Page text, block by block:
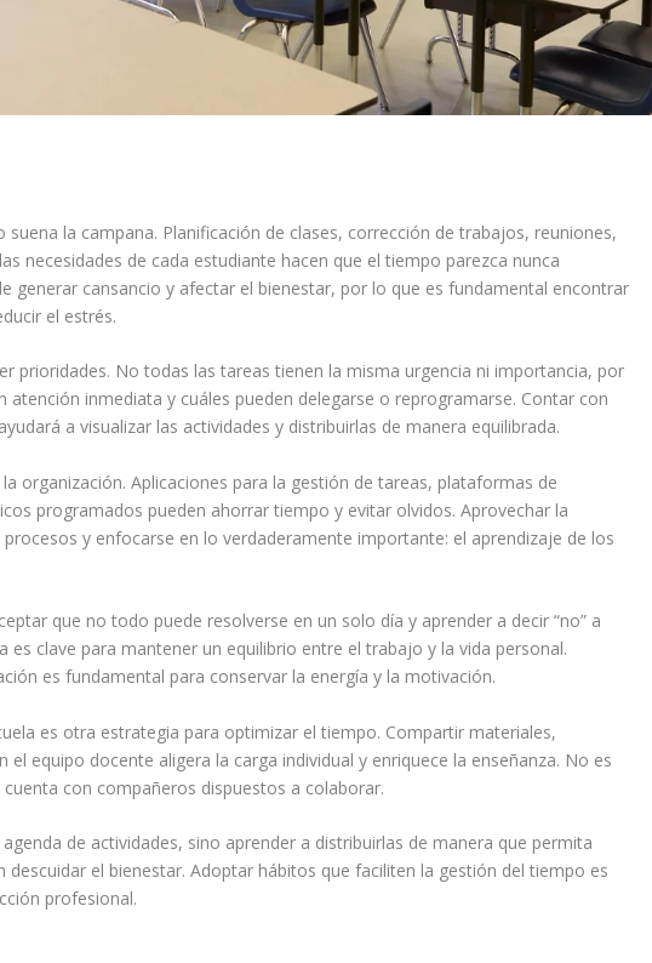
la campana. Planificación de clases, corrección de trabajos, reuniones,
necesidades de cada estudiante hacen que el tiempo parezca nunca
generar cansancio y afectar el bienestar, por lo que es fundamental encontrar
el estrés.
prioridades. No todas las tareas tienen la misma urgencia ni importancia, por
atención inmediata y cuáles pueden delegarse o reprogramarse. Contar con
a visualizar las actividades y distribuirlas de manera equilibrada.
organización. Aplicaciones para la gestión de tareas, plataformas de
programados pueden ahorrar tiempo y evitar olvidos. Aprovechar la
y enfocarse en lo verdaderamente importante: el aprendizaje de los
que no todo puede resolverse en un solo día y aprender a decir “no” a
es clave para mantener un equilibrio entre el trabajo y la vida personal.
es fundamental para conservar la energía y la motivación.
es otra estrategia para optimizar el tiempo. Compartir materiales,
el equipo docente aligera la carga individual y enriquece la enseñanza. No es
con compañeros dispuestos a colaborar.
de actividades, sino aprender a distribuirlas de manera que permita
descuidar el bienestar. Adoptar hábitos que faciliten la gestión del tiempo es
profesional.